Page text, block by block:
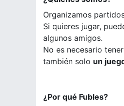
Organizamos
Si quieres jugar,
algunos amigos.
No es necesario
también solo un
¿Por qué Fubles?